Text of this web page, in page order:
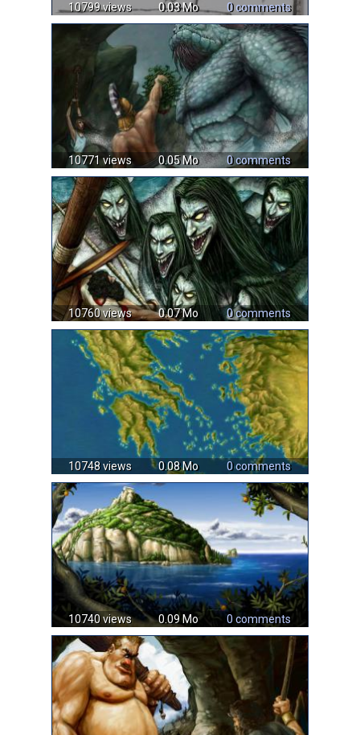
10799 views 0.03 Mo 0 comments
10771 views 0.05 Mo 0 comments
10760 views 0.07 Mo 0 comments
10748 views 0.08 Mo 0 comments
10740 views 0.09 Mo 0 comments